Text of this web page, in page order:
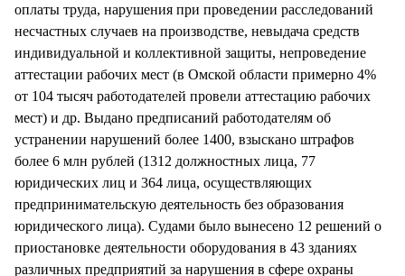
оплаты труда, нарушения при проведении расследований
несчастных случаев на производстве, невыдача средств
индивидуальной и коллективной защиты, непроведение
аттестации рабочих мест (в Омской области примерно 4%
от 104 тысяч работодателей провели аттестацию рабочих
мест) и др. Выдано предписаний работодателям об
устранении нарушений более 1400, взыскано штрафов
более 6 млн рублей (1312 должностных лица, 77
юридических лиц и 364 лица, осуществляющих
предпринимательскую деятельность без образования
юридического лица). Судами было вынесено 12 решений о
приостановке деятельности оборудования в 43 зданиях
различных предприятий за нарушения в сфере охраны